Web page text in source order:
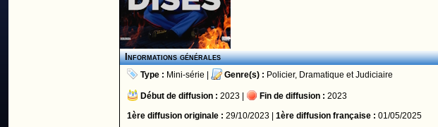
Informations générales
Type : Mini-série Genre(s) : Policier, Dramatique etJudiciaire
Début de diffusion : 2023 | Fin de diffusion : 2023
1ère diffusion originale : 29/10/2023 | 1ère diffusion française : 01/05/2025